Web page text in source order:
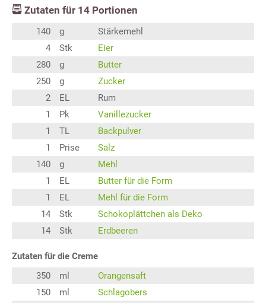
Zutaten für 14 Portionen
140 g
Stärkemehl
4
Stk
Eier
280
g
Butter
250
g
Zucker
2
EL
Rum
1
Pk
Vanillezucker
1
TL
Backpulver
1
Prise
Salz
140
g
Mehl
1
EL
Butter für die Form
1
EL
Mehl für die Form
14
Stk
Schokoplättchen als Deko
14
Stk Erdbeeren
Zutaten für die Creme
350
ml
Orangensaft
150
ml
Schlagobers